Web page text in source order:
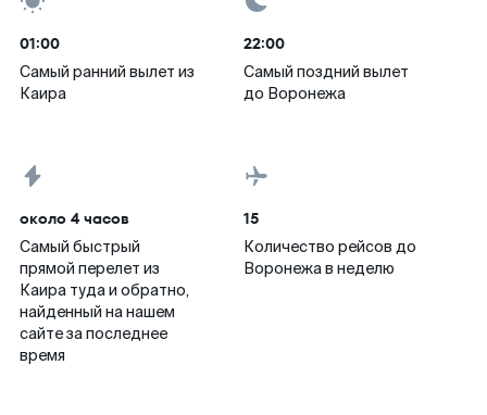
01:00
Самый ранний вылет из
Каира
22:00
Самый поздний вылет
до Воронежа
около 4 часов
Самый быстрый
прямой перелет из
Каира туда и обратно,
найденный на нашем
сайте за последнее
время
15
Количество рейсов до
Воронежа в неделю